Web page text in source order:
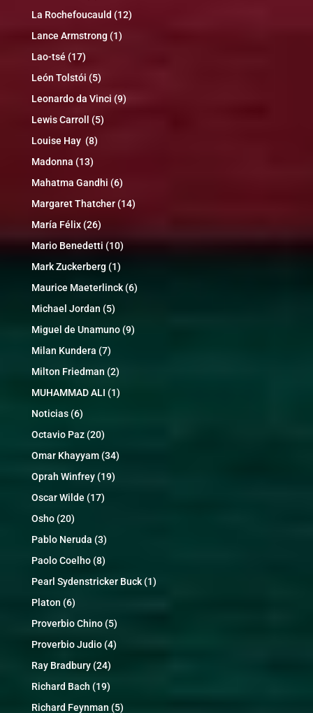
La Rochefoucauld (12)
Lance Armstrong (1)
Lao-tsé (17)
León Tolstói (5)
Leonardo da Vinci (9)
Lewis Carroll
(5)
Louise Hay (8)
Madonna (13)
Mahatma Gandhi (6)
Margaret Thatcher(14)
María Félix(26)
Mario Benedetti (10)
Mark Zuckerberg (1)
Maurice Maeterlinck(6)
Michael Jordan (5)
Miguel de Unamuno(9)
Milan Kundera (7)
Milton Friedman (2)
MUHAMMAD ALI (1)
Noticias(6)
Octavio Paz(20)
Omar Khayyam(34)
Oprah Winfrey(19)
Oscar Wilde (17)
Osho(20)
Pablo Neruda (3)
Paolo Coelho(8)
Pearl Sydenstricker Buck(1)
Platon (6)
Proverbio Chino(5)
Proverbio Judio(4)
Ray Bradbury(24)
Richard Bach (19)
Richard Feynman (5)